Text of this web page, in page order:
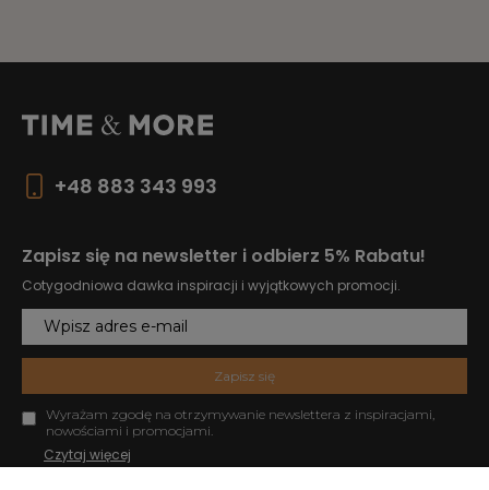
+48 883 343 993
Zapisz się na newsletter i odbierz 5% Rabatu!
Cotygodniowa dawka inspiracji i wyjątkowych promocji.
Zapisz się
Wyrażam zgodę na otrzymywanie newslettera z inspiracjami,
nowościami i promocjami.
Czytaj więcej